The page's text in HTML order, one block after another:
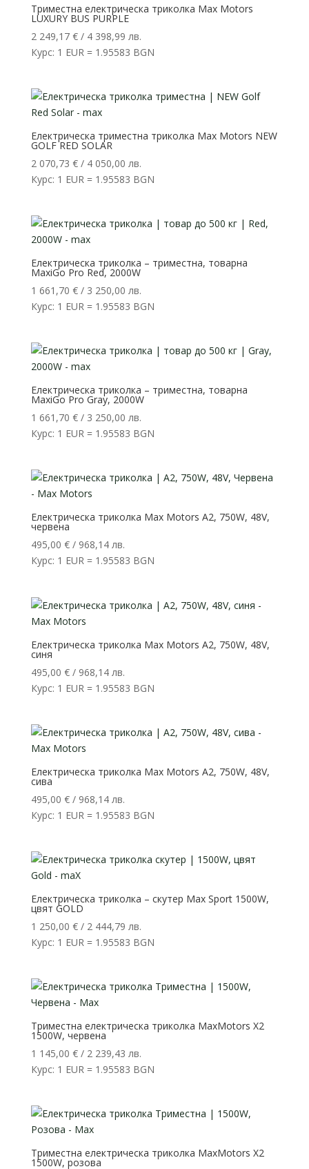
Триместна електрическа триколка Max Motors
LUXURY BUS PURPLE
2 249,17 €/ 4 398,99 лв.
Курс: 1 EUR = 1.95583 BGN
Електрическа триместна триколка Max Motors NEW
GOLF RED SOLAR
2 070,73 €/ 4 050,00 лв.
Курс: 1 EUR = 1.95583 BGN
Електрическа триколка – триместна, товарна
MaxiGo Pro Red, 2000W
1 661,70 €/ 3 250,00 лв.
Курс: 1 EUR = 1.95583 BGN
Електрическа триколка – триместна, товарна
MaxiGo Pro Gray, 2000W
1 661,70 €/ 3 250,00 лв.
Курс: 1 EUR = 1.95583 BGN
Електрическа триколка Max Motors A2, 750W, 48V,
червена
495,00 €/ 968,14 лв.
Курс: 1 EUR = 1.95583 BGN
Електрическа триколка Max Motors A2, 750W, 48V,
синя
495,00 €/ 968,14 лв.
Курс: 1 EUR = 1.95583 BGN
Електрическа триколка Max Motors A2, 750W, 48V,
сива
495,00 €/ 968,14 лв.
Курс: 1 EUR = 1.95583 BGN
Електрическа триколка – скутер Max Sport 1500W,
цвят GOLD
1 250,00 €/ 2 444,79 лв.
Курс: 1 EUR = 1.95583 BGN
Триместна електрическа триколка MaxMotors X2
1500W, червена
1 145,00 €/ 2 239,43 лв.
Курс: 1 EUR = 1.95583 BGN
Триместна електрическа триколка MaxMotors X2
1500W, розова